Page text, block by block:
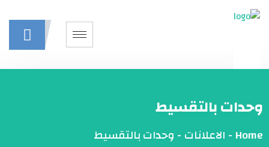
وحدات بالتقسيط
Home
- الاعلانات - وحدات بالتقسيط